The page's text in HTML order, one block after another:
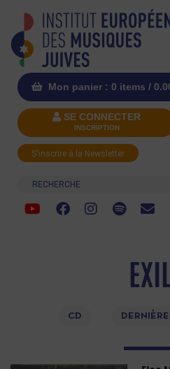
Mon panier : 0 items /
SE CONNECTER
INSCRIPTION
S'inscrire à la Newsletter
Recherche
CD